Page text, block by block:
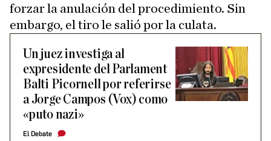
forzar la anulación del procedimiento. Sin
embargo, el tiro le salió por la culata.
Un juez investiga al
expresidente del Parlament
Balti Picornell por referirse
a Jorge Campos (Vox) como
«puto nazi»
El Debate